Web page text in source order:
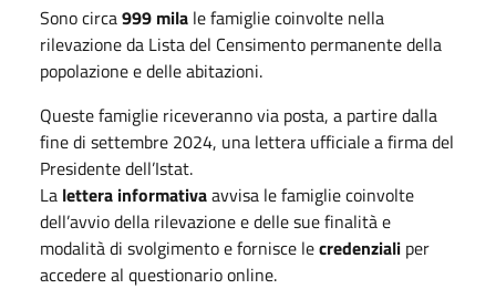
Sono circa999 mila le famiglie coinvolte nella
rilevazione da Lista del Censimento permanente della
popolazione e delle abitazioni.
Queste famiglie riceveranno via posta, a partire dalla
fine di settembre 2024, una lettera ufficiale a firma del
Presidente dell’Istat.
La lettera informativaavvisa le famiglie coinvolte
dell’avvio della rilevazione e delle sue finalità e
modalità di svolgimento e fornisce lecredenziali per
accedere al questionario online.